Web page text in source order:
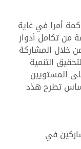
أمرا في غاية
من تكامل أدوار
خلال المشاركة
التنمية
المستويين
تطرح هذد
في